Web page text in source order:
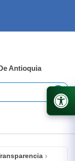
Antioquia